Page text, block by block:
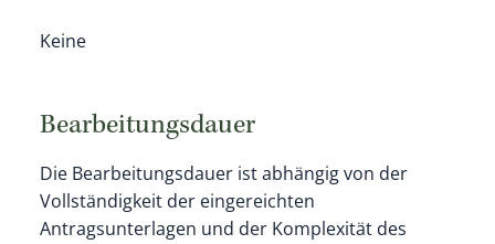
Keine
Bearbeitungsdauer
Die Bearbeitungsdauer ist abhängig von der
Vollständigkeit der eingereichten
Antragsunterlagen und der Komplexität des